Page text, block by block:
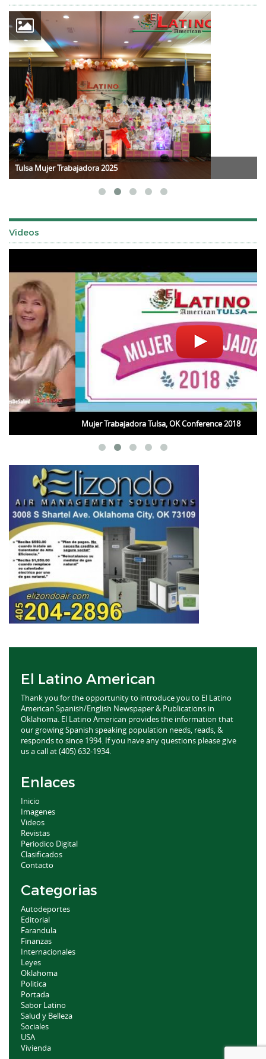
Tulsa Mujer Trabajadora 2025
Videos
Mujer Trabajadora Tulsa, OK Conference 2018
El Latino American
Thank you for the opportunity to introduce you to El Latino
American Spanish/English Newspaper & Publications in
Oklahoma. El Latino American provides the information that
our growing Spanish speaking population needs, reads, &
responds to since 1994. If you have any questions please give
us a call at (405) 632-1934.
Enlaces
Inicio
Imagenes
Videos
Revistas
Periodico Digital
Clasificados
Contacto
Categorias
Autodeportes
Editorial
Farandula
Finanzas
Internacionales
Leyes
Oklahoma
Politica
Portada
Sabor Latino
Salud y Belleza
Sociales
USA
Vivienda